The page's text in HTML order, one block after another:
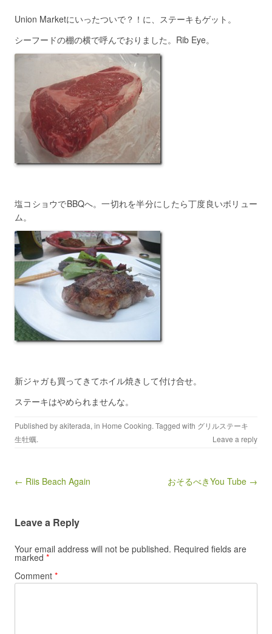
Union Marketにいったついで？！に、ステーキもゲット。
シーフードの棚の横で呼んでおりました。Rib Eye。
塩コショウでBBQへ。一切れを半分にしたら丁度良いボリュー
ム。
新ジャガも買ってきてホイル焼きして付け合せ。
ステーキはやめられませんな。
Published byakiterada, in Home Cooking. Tagged with グリルステーキ
生牡蠣. Leave a reply
Post navigation
← Riis Beach Again おそるべきYou Tube →
Leave a Reply
Your email address will not be published. Required fields are
marked *
Comment *